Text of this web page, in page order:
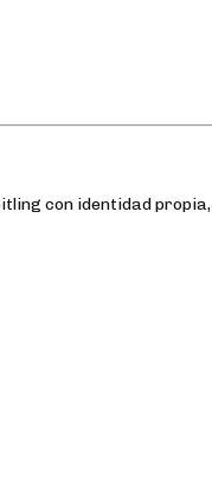
con identidad propia,